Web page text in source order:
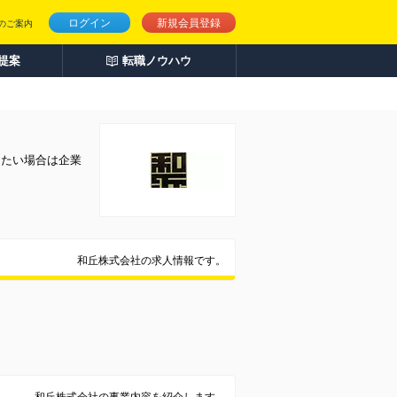
ログイン 新規会員登録
ご案内
案 転職ノウハウ
い場合は企業
和丘株式会社の求人情報です。